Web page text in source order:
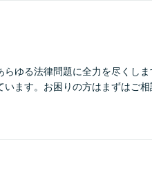
らゆる法律問題に全力を尽くし
ます。お困りの方はまずはご相